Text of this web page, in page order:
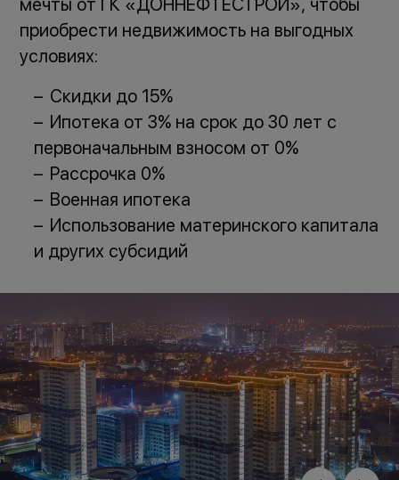
мечты от ГК «ДОННЕФТЕСТРОЙ», чтобы
приобрести недвижимость на выгодных
условиях:
Скидки до 15%
Ипотека от 3% на срок до 30 лет с
первоначальным взносом от 0%
Рассрочка 0%
Военная ипотека
Использование материнского капитала
и других субсидий